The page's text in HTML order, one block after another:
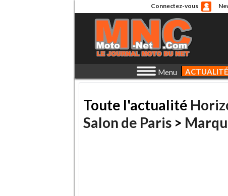
Connectez-vous
Menu
Toute l'actualité
Salon de Paris >